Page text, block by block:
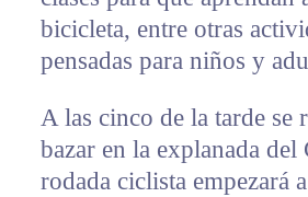
bicicleta, entre otras
pensadas para niños y
A las cinco de la tarde se
bazar en la explanada del
rodada ciclista empezará